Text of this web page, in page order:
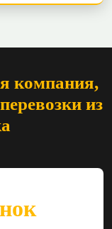
компания,
из